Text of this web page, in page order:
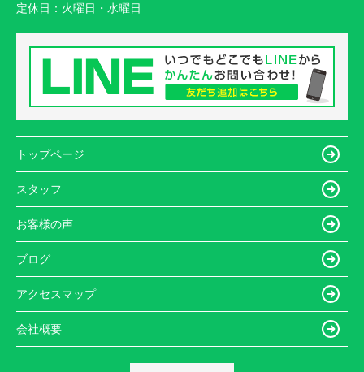
定休日： 火曜日・水曜日
トップページ
スタッフ
お客様の声
ブログ
アクセスマップ
会社概要